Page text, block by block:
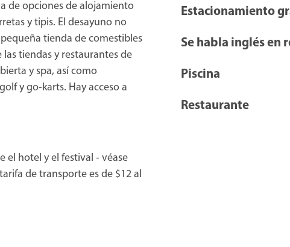
de opciones de alojamiento
y tipis. El desayuno no
tienda de comestibles
tiendas y restaurantes de
y spa, así como
y go-karts. Hay acceso a
el hotel y el festival - véase
de transporte es de $12 al
Estacionamiento
Se habla inglés en
Piscina
Restaurante